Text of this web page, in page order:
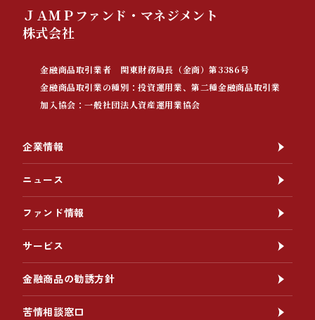
ＪＡＭＰファンド・マネジメント
株式会社
金融商品取引業者 関東財務局長（金商）第3386号
金融商品取引業の種別：投資運用業、第二種金融商品取引業
加入協会：一般社団法人資産運用業協会
企業情報
ニュース
ファンド情報
サービス
金融商品の勧誘方針
苦情相談窓口